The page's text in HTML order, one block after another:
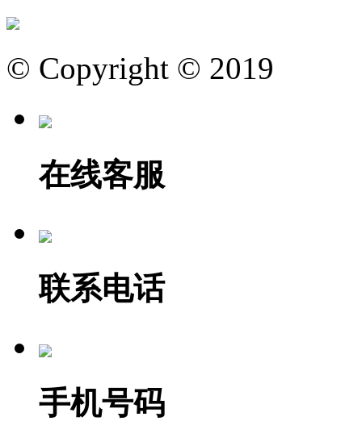
© Copyright © 2019
在线客服
联系电话
手机号码